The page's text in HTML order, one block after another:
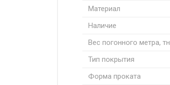
Материал
Наличие
Вес погонного метра, тн
Тип покрытия
Форма проката